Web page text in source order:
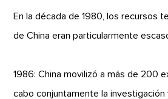
En la década de 1980, los recursos
de China eran particularmente
1986: China movilizó a más de 200
cabo conjuntamente la investigación